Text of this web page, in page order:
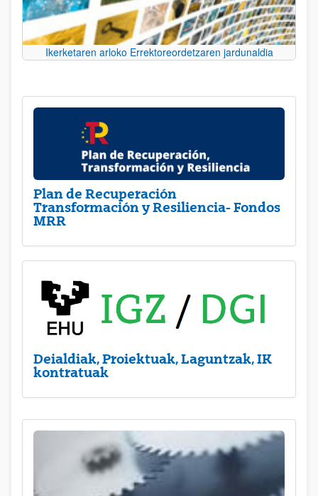
Ikerketaren arloko Errektoreordetzaren jardunaldia
Plan de Recuperación
Transformación y Resiliencia- Fondos
MRR
Deialdiak, Proiektuak, Laguntzak, IK
kontratuak